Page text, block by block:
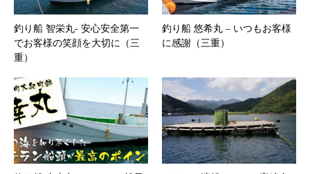
釣り船 智栄丸- 安心安全第一
でお客様の笑顔を大切に（三
重）
釣り船 悠希丸 – いつもお客様
に感謝（三重）